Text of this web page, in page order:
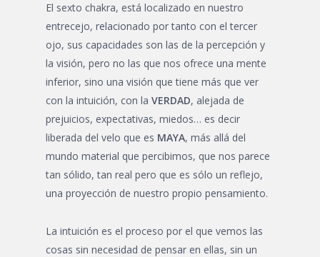
El sexto chakra, está localizado en nuestro
entrecejo, relacionado por tanto con el tercer
ojo, sus capacidades son las de la percepción y
la visión, pero no las que nos ofrece una mente
inferior, sino una visión que tiene más que ver
con la intuición, con la VERDAD, alejada de
prejuicios, expectativas, miedos… es decir
liberada del velo que es MAYA, más allá del
mundo material que percibimos, que nos parece
tan sólido, tan real pero que es sólo un reflejo,
una proyección de nuestro propio pensamiento.
La intuición es el proceso por el que vemos las
cosas sin necesidad de pensar en ellas, sin un